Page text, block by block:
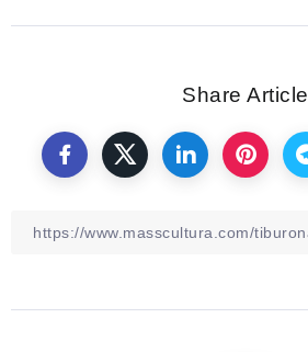
Share Article